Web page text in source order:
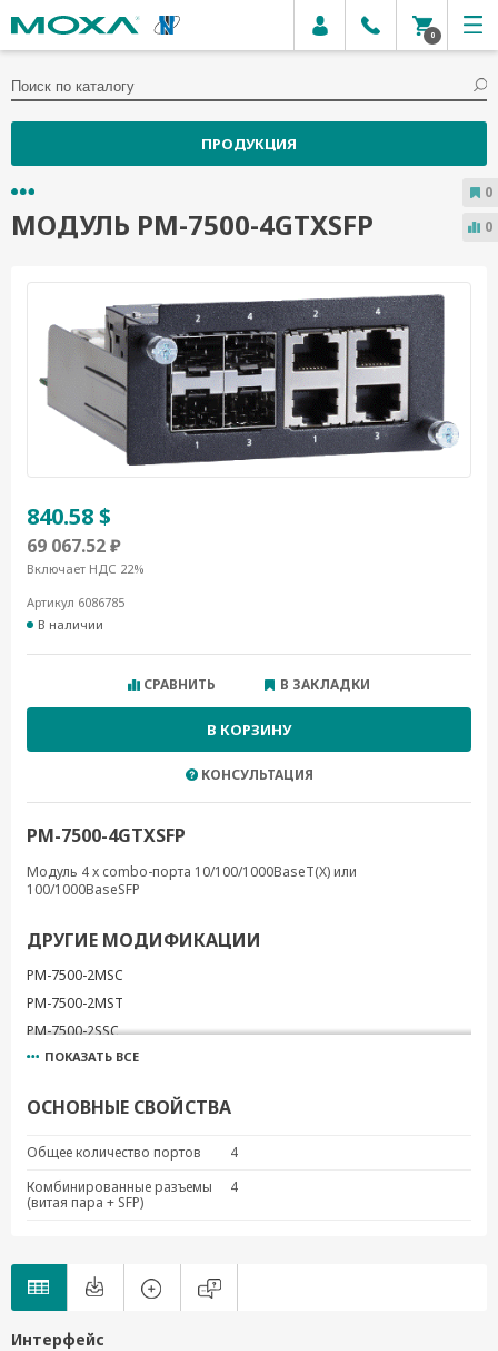
0
ПРОДУКЦИЯ
МОДУЛЬ PM-7500-4GTXSFP
840.58 $
69 067.52 ₽
Включает НДС 22%
Артикул 6086785
В наличии
СРАВНИТЬ В ЗАКЛАДКИ
В КОРЗИНУ
КОНСУЛЬТАЦИЯ
PM-7500-4GTXSFP
Модуль 4 x combo-порта 10/100/1000BaseT(X) или
100/1000BaseSFP
ДРУГИЕ МОДИФИКАЦИИ
PM-7500-2MSC
PM-7500-2MST
PM-7500-2SSC
PM-7500-4MSC
PM-7500-4SSC
PM-7500-2GTXSFP
ПОКАЗАТЬ ВСЕ
ОСНОВНЫЕ СВОЙСТВА
Общее количество портов
4
Комбинированные разъемы
(витая пара + SFP)
4
Интерфейс
0
0